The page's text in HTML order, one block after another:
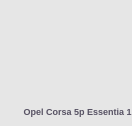
Opel Corsa 5p Essentia